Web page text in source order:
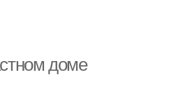
доме